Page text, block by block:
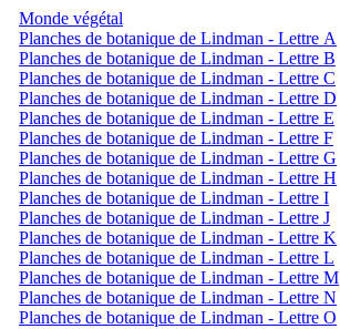
Monde végétal
Planches de botanique de Lindman - Lettre A
Planches de botanique de Lindman - Lettre B
Planches de botanique de Lindman - Lettre C
Planches de botanique de Lindman - Lettre D
Planches de botanique de Lindman - Lettre E
Planches de botanique de Lindman - Lettre F
Planches de botanique de Lindman - Lettre G
Planches de botanique de Lindman - Lettre H
Planches de botanique de Lindman - Lettre I
Planches de botanique de Lindman - Lettre J
Planches de botanique de Lindman - Lettre K
Planches de botanique de Lindman - Lettre L
Planches de botanique de Lindman - Lettre M
Planches de botanique de Lindman - Lettre N
Planches de botanique de Lindman - Lettre O